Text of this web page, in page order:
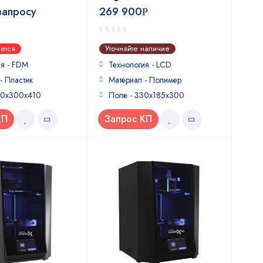
- FDM
Пластик
269 900Р
0
out
of
Уточняйте наличие
Технология - LCD
Материал - Полимер
Поле - 330x185x300
Запрос КП